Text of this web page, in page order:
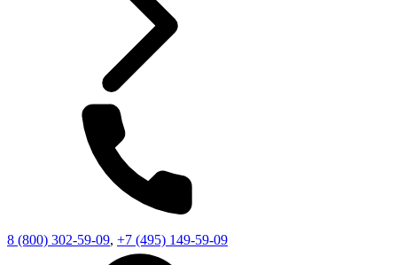
8 (800) 302-59-09, +7 (495) 149-59-09